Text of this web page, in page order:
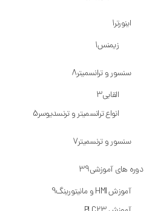
اینورتر1
زیمنس1
سنسور و ترانسمیتر8
القایی3
انواع ترانسمیتر و ترنسدیوسر5
سنسور و ترنسمیتر7
دوره های آموزشی39
آموزش HMI و مانیتورینگ
9